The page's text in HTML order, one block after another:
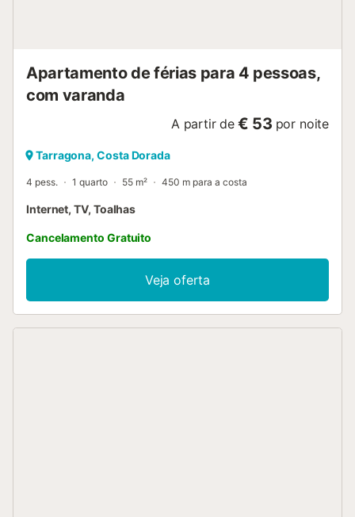
Apartamento de férias para 4 pessoas,
com varanda
A partir de € 53 por noite
Tarragona, Costa Dorada
4 pess. 1 quarto 55 m² 450 m para a costa
Internet, TV, Toalhas
Cancelamento Gratuito
Veja oferta